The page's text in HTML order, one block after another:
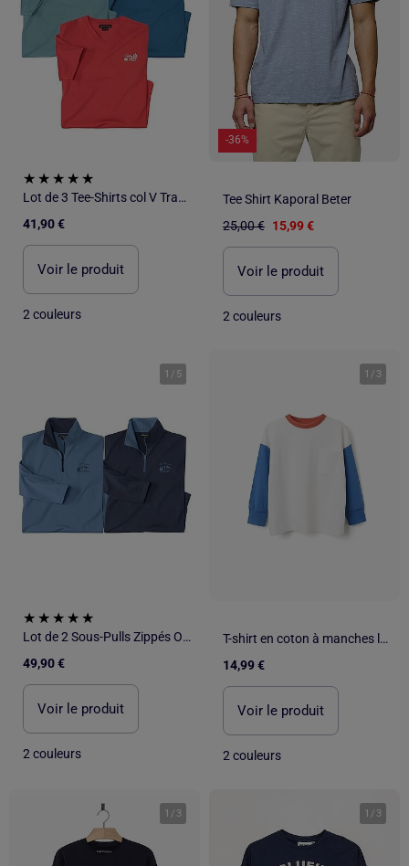
Lot de 3 Tee-Shirts col V Travel - ATLAS FOR MEN
41,90 €
Voir le produit
2 couleurs
-36%
Tee Shirt Kaporal Beter
25,00 € 15,99 €
Voir le produit
2 couleurs
1 / 5
Lot de 2 Sous-Pulls Zippés Outdoor - ATLAS FOR MEN
49,90 €
Voir le produit
2 couleurs
1 / 3
T-shirt en coton à manches longues avec poche
14,99 €
Voir le produit
2 couleurs
1 / 3 1 / 3